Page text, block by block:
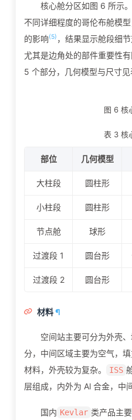
核心舱分区如图 6 所示。
不同详细程度的哥伦布舱模
的影响(5) ，结果显示舱段细
尤其是边角处的部件重要性
5 个部分，几何模型与尺寸见
图 6 核
表 3 核
部位 几何模型
大柱段 圆柱形
小柱段 圆柱形
节点舱 球形
过渡段 1 圆台形
过渡段 2 圆台形
材料¶
空间站主要可分为外壳
分，中间区域主要为空气，
材料，外壳较为复杂。
ISS
层组成，内外为 Al 合金，中
国内 Kevlar 类产品主